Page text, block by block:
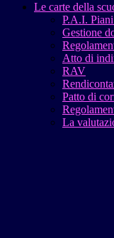
Le carte della
P.A.I.
Gestione
Atto di
RAV
Patto di
La